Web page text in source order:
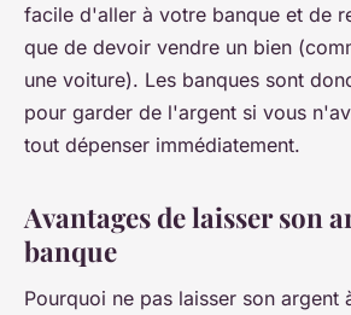
facile d'aller à votre banque et de
que de devoir vendre un bien
une voiture). Les banques sont
pour garder de l'argent si vous
tout dépenser immédiatement.
Avantages de laisser son
banque
Pourquoi ne pas laisser son argent